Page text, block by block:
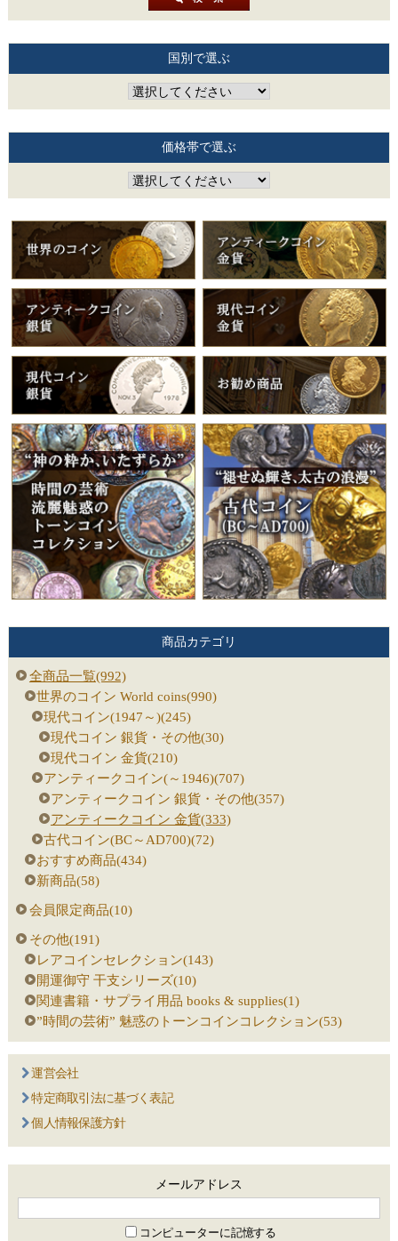
国別で選ぶ
価格帯で選ぶ
商品カテゴリ
全商品一覧(992)
世界のコイン World coins(990)
現代コイン(1947～)(245)
現代コイン 銀貨・その他(30)
現代コイン 金貨(210)
アンティークコイン(～1946)(707)
アンティークコイン 銀貨・その他(357)
アンティークコイン 金貨(333)
古代コイン(BC～AD700)(72)
おすすめ商品(434)
新商品(58)
会員限定商品(10)
その他(191)
レアコインセレクション(143)
開運御守 干支シリーズ(10)
関連書籍・サプライ用品 books & supplies(1)
”時間の芸術” 魅惑のトーンコインコレクション(53)
運営会社
特定商取引法に基づく表記
個人情報保護方針
メールアドレス
コンピューターに記憶する